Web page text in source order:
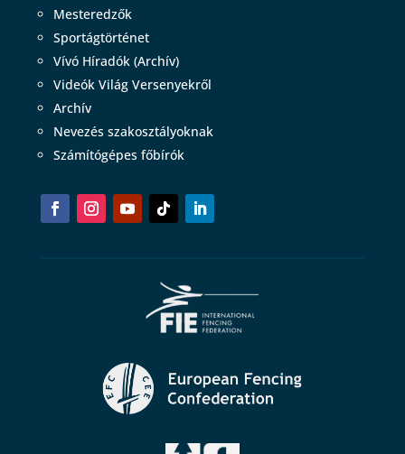
Mesteredzők
Sportágtörténet
Vívó Híradók (Archív)
Videók Világ Versenyekről
Archív
Nevezés szakosztályoknak
Számítógépes főbírók